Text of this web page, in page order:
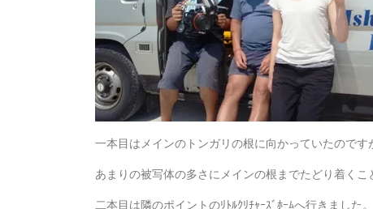
一本目はメインのトンガリの根に向かっていたのです
あまりの被写体の多さにメインの根までたどり着く
二本目は隣のポイントのﾘﾄﾙｸﾘﾁｬｰｽﾞﾎｰﾑへ行きました。